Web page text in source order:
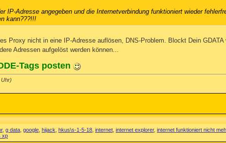
IP-Adresse angegeben und die Internetverbindung funktioniert wieder
kann???!!!
Proxy nicht in eine IP-Adresse auflösen, DNS-Problem. Blockt Dein
Adressen aufgelöst werden können...
Tags posten
Uhr)
, g data google hijack hkus\s-1-5-18 internet internet explorer, internet funktioniert nicht
xp